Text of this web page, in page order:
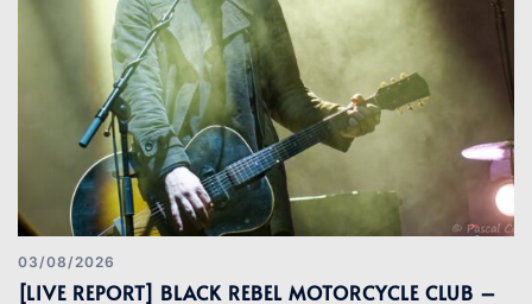
03/08/2026
[LIVE REPORT] BLACK REBEL MOTORCYCLE CLUB –